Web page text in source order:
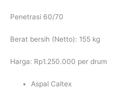
Penetrasi 60/70
Berat bersih (Netto): 155 kg
Harga: Rp1.250.000 per drum
Aspal Caltex